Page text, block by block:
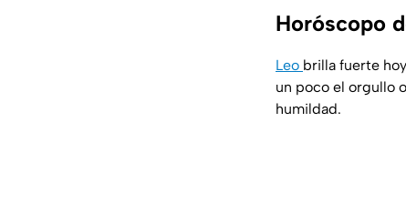
Horóscopo
Leo brilla fuerte
un poco el orgullo
humildad.